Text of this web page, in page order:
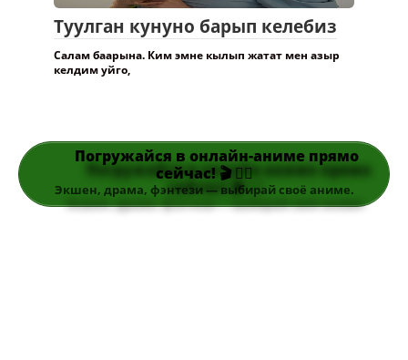
Туулган кунуно барып келебиз
Салам баарына. Ким эмне кылып жатат мен азыр
келдим уйго,
Погружайся в онлайн-аниме прямо
сейчас! 🎬 👆🏻
Экшен, драма, фэнтези — выбирай своё аниме.